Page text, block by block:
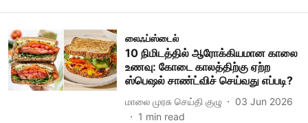
லைஃப்ஸ்டைல்
10 நிமிடத்தில் ஆரோக்கியமான காலை
உணவு: கோடை காலத்திற்கு ஏற்ற
ஸ்பெஷல் சாண்ட்விச் செய்வது எப்படி?
மாலை முரசு செய்தி குழு
03 Jun 2026
1 min read